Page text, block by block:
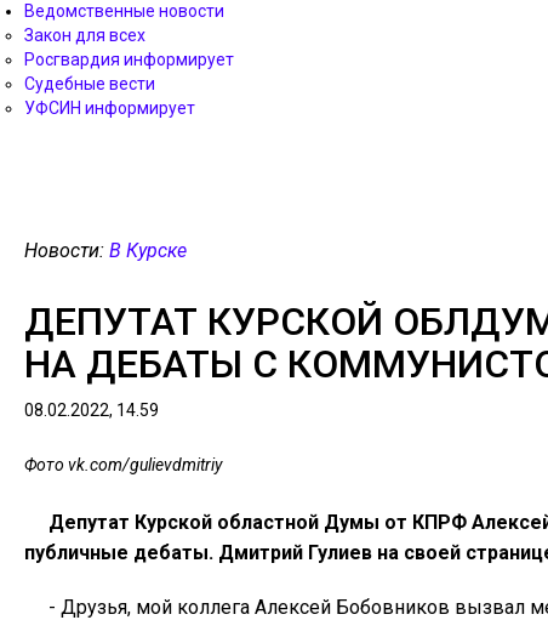
Ведомственные новости
Закон для всех
Росгвардия информирует
Судебные вести
УФСИН информирует
Новости: В Курске
ДЕПУТАТ КУРСКОЙ
НА ДЕБАТЫ С
08.02.2022, 14.59
Фото vk.com/gulievdmitriy
Депутат Курской областной Думы от КПРФ
публичные дебаты. Дмитрий Гулиев на своей
- Друзья, мой коллега Алексей Бобовников вызвал